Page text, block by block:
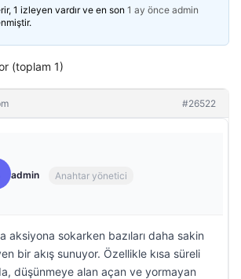
1 izleyen vardır ve en son 1 ay önce admin
(toplam 1)
#26522
admin Anahtar yönetici
aksiyona sokarken bazıları daha sakin
bir akış sunuyor. Özellikle kısa süreli
düşünmeye alan açan ve yormayan